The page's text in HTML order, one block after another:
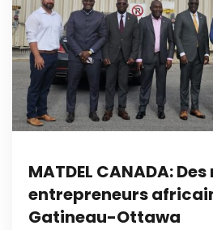
MATDEL CANADA:
entrepreneurs
Gatineau-Ottawa